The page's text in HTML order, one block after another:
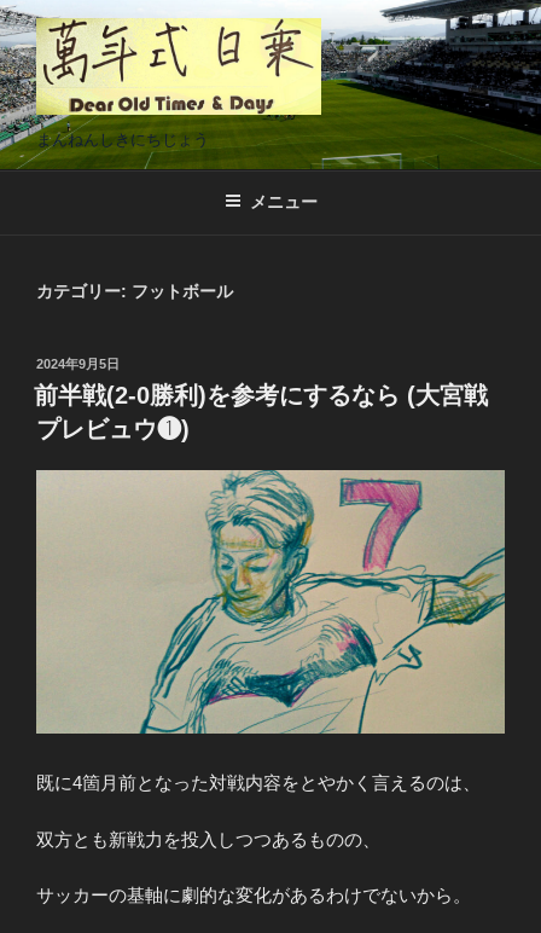
コ
ン
テ
ン
ツ
へ
まんねんしきにちじょう
メニュー
カテゴリー: フットボール
投
稿
日:
2024年9月5日
前半戦(2-0勝利)を参考にするなら (大宮戦
プレビュウ❶)
既に4箇月前となった対戦内容をとやかく言えるのは、
双方とも新戦力を投入しつつあるものの、
サッカーの基軸に劇的な変化があるわけでないから。